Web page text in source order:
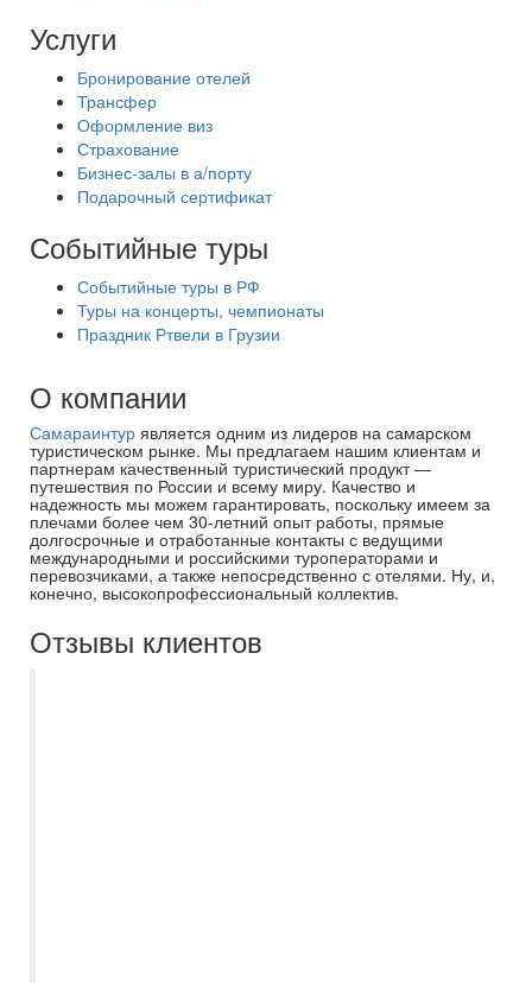
Услуги
Бронирование отелей
Трансфер
Оформление виз
Страхование
Бизнес-залы в а/порту
Подарочный сертификат
Событийные туры
Событийные туры в РФ
Туры на концерты, чемпионаты
Праздник Ртвели в Грузии
О компании
Самараинтур является одним из лидеров на самарском
туристическом рынке. Мы предлагаем нашим клиентам и
партнерам качественный туристический продукт —
путешествия по России и всему миру. Качество и
надежность мы можем гарантировать, поскольку имеем за
плечами более чем 30-летний опыт работы, прямые
долгосрочные и отработанные контакты с ведущими
международными и российскими туроператорами и
перевозчиками, а также непосредственно с отелями. Ну, и,
конечно, высокопрофессиональный коллектив.
Отзывы клиентов